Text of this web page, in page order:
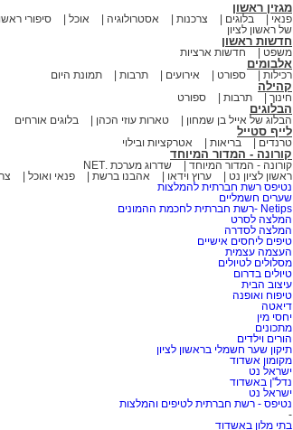
מגזין ראשון
פנאי בלוגים צרכנות אסטרולוגיה אוכל סיפורי
של ראשון לציון
חדשות ראשון
משפט חדשות ארציות
אלבומים
רכילות ספורט אירועים תרבות תמונת היום
קהילה
חינוך תרבות ספורט
הבלוגים
הבלוג של אייל בן שמחון טארות עוזי הכהן בלוגים אורחים
לייף סטייל
טרנדים בריאות אטרקציות ובילוי
קורונה - המדור המיוחד
קורונה - המדור המיוחד
שדרוג מערכת .NET
ראשון לציון נט
ערוץ וידאו אהבנו ברשת פנאי ואוכל
נטיפס רשת חברתית להמלצות
שערים חשמליים
Netips -רשת חברתית לחכמת ההמונים
המלצה לסרט
המלצה לסדרה
טיפים ליחסים אישיים
העצמה עצמית
מסלולים לטיולים
טיולים בדרום
עיצוב הבית
טיפוח ואופנה
דיאטה
יחסי מין
מתכונים
הורים וילדים
תיקון שער חשמלי בראשון לציון
מקומון אשדוד
ישראל נט
נדל"ן באשדוד
ישראל נט
נטיפס - רשת חברתית לטיפים והמלצות
-
בתי מלון באשדוד